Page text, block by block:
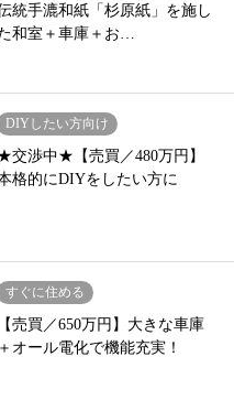
統手漉和紙「杉原紙」を施し
和室＋車庫＋お…
DIYしたい方向け
交渉中★【売買／480万円】
格的にDIYをしたい方に
すぐに住める
【売買／650万円】大きな車庫
＋オール電化で機能充実！